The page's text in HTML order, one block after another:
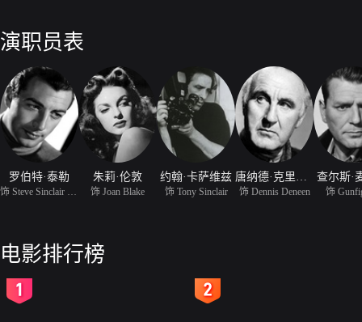
演职员表
罗伯特·泰勒 朱莉·伦敦
饰 Joan Blake
约翰·卡萨维兹
饰 Tony Sinclair 饰 Dennis Deneen
查尔斯·
饰
电影排行榜